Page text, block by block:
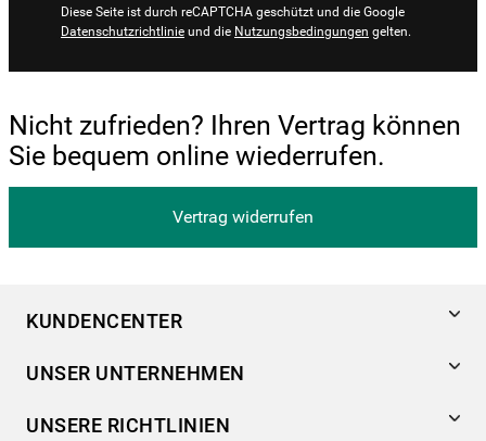
Diese Seite ist durch reCAPTCHA geschützt und die Google
Datenschutzrichtlinie und die Nutzungsbedingungen gelten.
Nicht zufrieden? Ihren Vertrag können
Sie bequem online wiederrufen.
Vertrag widerrufen
KUNDENCENTER
Händlersuche
Häufige Fragen
UNSER UNTERNEHMEN
Für Händler
UNSERE RICHTLINIEN